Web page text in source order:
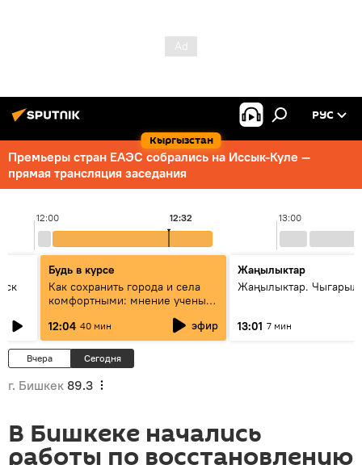
Кыргызстан
РУС
Премьеры стран ЕАЭС собрались на Иссык-Куле —
прямая трансляция заседания
12:00 13:00
12:32
Будь в курсе
Как сохранить города и села
комфортными: мнение ученых
12:04 40 мин эфир
Жаңылыктар
Жаңылыктар.
13:01 7 мин
Вчера Сегодня
г. Бишкек 89.3
В Бишкеке начались
работы по восстановлению